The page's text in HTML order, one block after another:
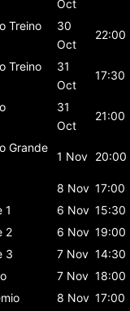
Oct
Treino
30
Oct
22:00
Treino
31
Oct
17:30
31
Oct
21:00
Grande
1 Nov 20:00
8 Nov 17:00
1 6 Nov 15:30
2 6 Nov 19:00
3 7 Nov 14:30
7 Nov 18:00
8 Nov 17:00